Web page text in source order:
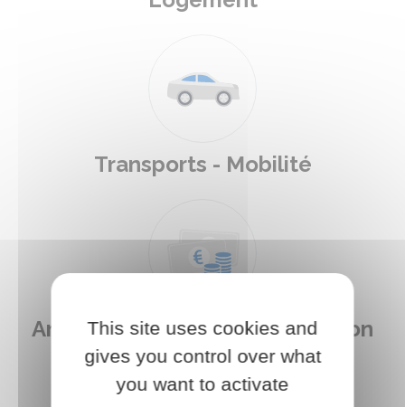
Transports - Mobilité
Argent - Impôts - Consommation
This site uses cookies and
gives you control over what
you want to activate